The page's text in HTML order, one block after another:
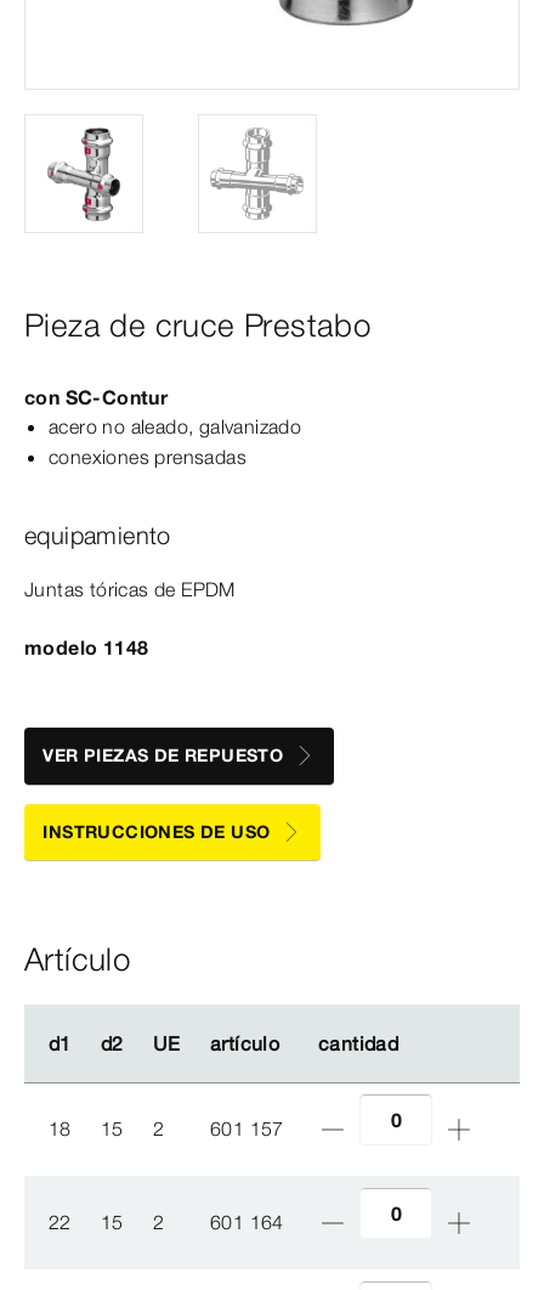
Pieza de cruce Prestabo
con SC‑Contur
acero no aleado, galvanizado
conexiones prensadas
equipamiento
Juntas tóricas de EPDM
modelo 1148
VER PIEZAS DE REPUESTO
INSTRUCCIONES DE USO
Artículo
d1 d2 UE artículo cantidad
d1 d2 UE artículo cantidad
18 15 2 601 157
22 15 2 601 164